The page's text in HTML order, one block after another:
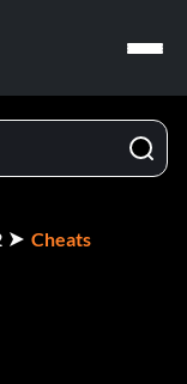
Cheats